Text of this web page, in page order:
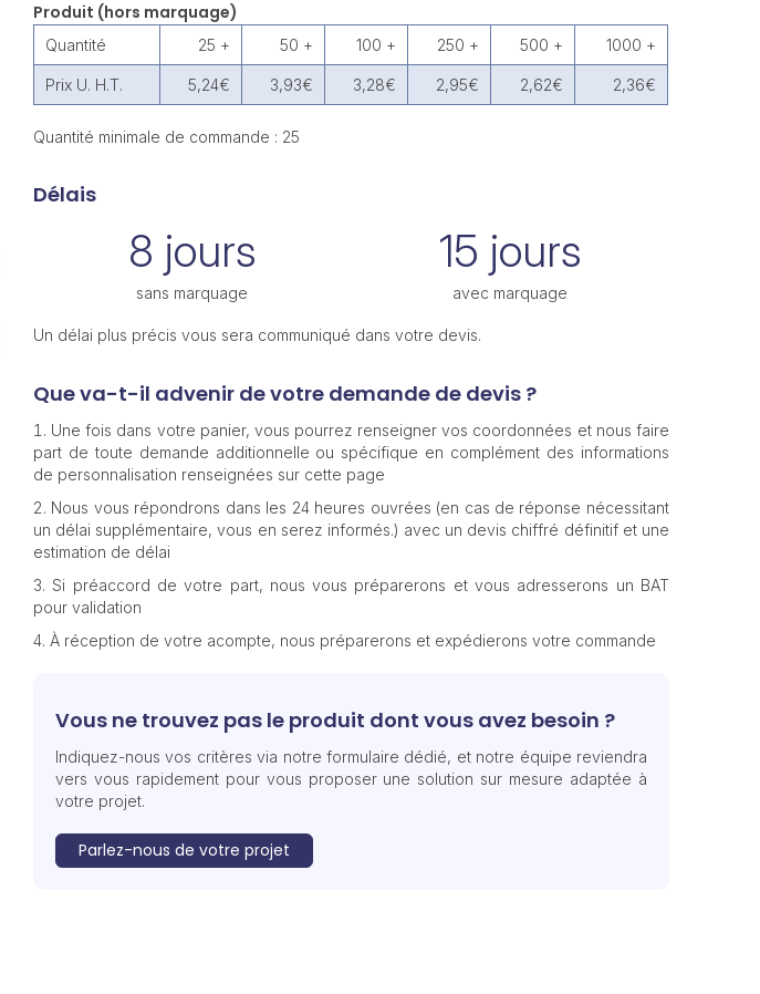
Produit (hors marquage)
Quantité 25 + 50 + 100 + 250 + 500 + 1000 +
Prix U. H.T. 5,24€ 3,93€ 3,28€ 2,95€ 2,62€ 2,36€
Quantité minimale de commande : 25
Délais
8 jours
sans marquage
15 jours
avec marquage
Un délai plus précis vous sera communiqué dans votre devis.
Que va-t-il advenir de votre demande de devis ?
Une fois dans votre panier, vous pourrez renseigner vos coordonnées et nous faire
part de toute demande additionnelle ou spécifique en complément des informations
de personnalisation renseignées sur cette page
Nous vous répondrons dans les 24 heures ouvrées (en cas de réponse nécessitant
un délai supplémentaire, vous en serez informés.) avec un devis chiffré définitif et une
estimation de délai
Si préaccord de votre part, nous vous préparerons et vous adresserons un BAT
pour validation
À réception de votre acompte, nous préparerons et expédierons votre commande
Vous ne trouvez pas le produit dont vous avez besoin ?
Indiquez-nous vos critères via notre formulaire dédié, et notre équipe reviendra
vers vous rapidement pour vous proposer une solution sur mesure adaptée à
votre projet.
Parlez-nous de votre projet